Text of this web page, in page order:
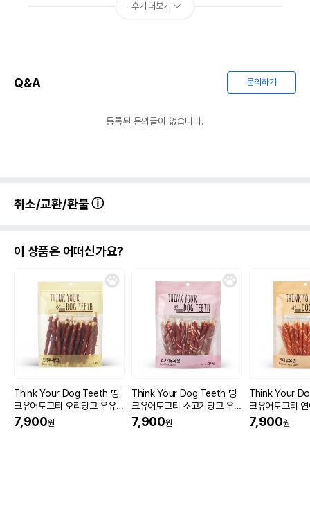
후기 더보기
Q&A 문의하기
등록된 문의글이 없습니다.
취소/교환/환불
이 상품은 어떠신가요?
Think Your Dog Teeth 띵
크유어도그티 오리딩고 우유껌
스틱형 24p
7,900원
Think Your Dog Teeth 띵
크유어도그티 소고기딩고 우유
껌 스틱형 20p
7,900원
Think Your
크유어도그티
스틱형 20p
7,900원